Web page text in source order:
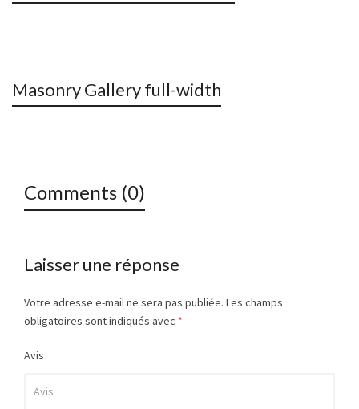
Masonry Gallery full-width
Comments (0)
Laisser une réponse
Votre adresse e-mail ne sera pas publiée. Les champs
obligatoires sont indiqués avec *
Avis